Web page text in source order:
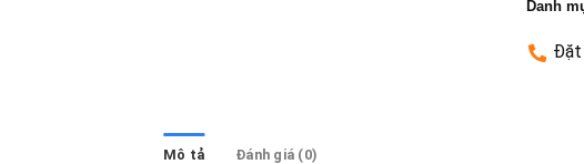
Danh
Đặt
Mô tả Đánh giá (0)